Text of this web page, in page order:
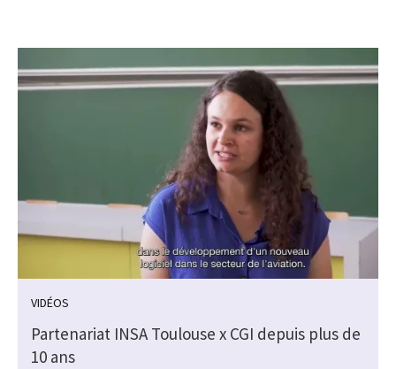
VIDÉOS
Partenariat INSA Toulouse x CGI depuis plus de
10 ans